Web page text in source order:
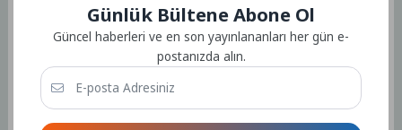
Yapımcılar: Jane Cha Cutler, Bao Nguyen, R.J. Cutler, Elise
Pearlstein, Trevor Smith, Choongeon Lee, Namjo Kim, Se
Jun Lee
Yapım Şirketleri:
Günlük Bültene Abone Ol
Güncel haberleri ve en son yayınlananları her gün e-
postanızda alın.